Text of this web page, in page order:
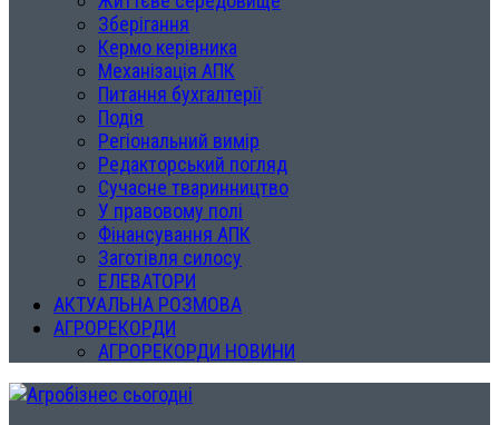
Зберігання
Кермо керівника
Механізація АПК
Питання бухгалтерії
Подія
Регіональний вимір
Редакторський погляд
Сучасне тваринництво
У правовому полі
Фінансування АПК
Заготівля силосу
ЕЛЕВАТОРИ
АКТУАЛЬНА РОЗМОВА
АГРОРЕКОРДИ
АГРОРЕКОРДИ НОВИНИ